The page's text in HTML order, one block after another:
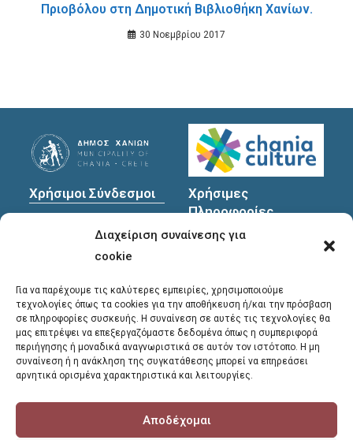
Διαχείριση συναίνεσης για
cookie
Για να παρέχουμε τις καλύτερες εμπειρίες, χρησιμοποιούμε
τεχνολογίες όπως τα cookies για την αποθήκευση ή/και την πρόσβαση
σε πληροφορίες συσκευής. Η συναίνεση σε αυτές τις τεχνολογίες θα
μας επιτρέψει να επεξεργαζόμαστε δεδομένα όπως η συμπεριφορά
περιήγησης ή μοναδικά αναγνωριστικά σε αυτόν τον ιστότοπο. Η μη
συναίνεση ή η ανάκληση της συγκατάθεσης μπορεί να επηρεάσει
αρνητικά ορισμένα χαρακτηριστικά και λειτουργίες.
Αποδέχομαι
Πριοβόλου στη Δημοτική Βιβλιοθήκη Χανίων.
30 Νοεμβρίου 2017
Χρήσιμοι Σύνδεσμοι
Προσωπικών
Χρήσιμες
Πληροφορίες
Διεύθυνση
Χανιά, 731 35
Τηλέφωνα
επικοινωνίας:
28213 41661
28213
E-mail
library@chania.gr